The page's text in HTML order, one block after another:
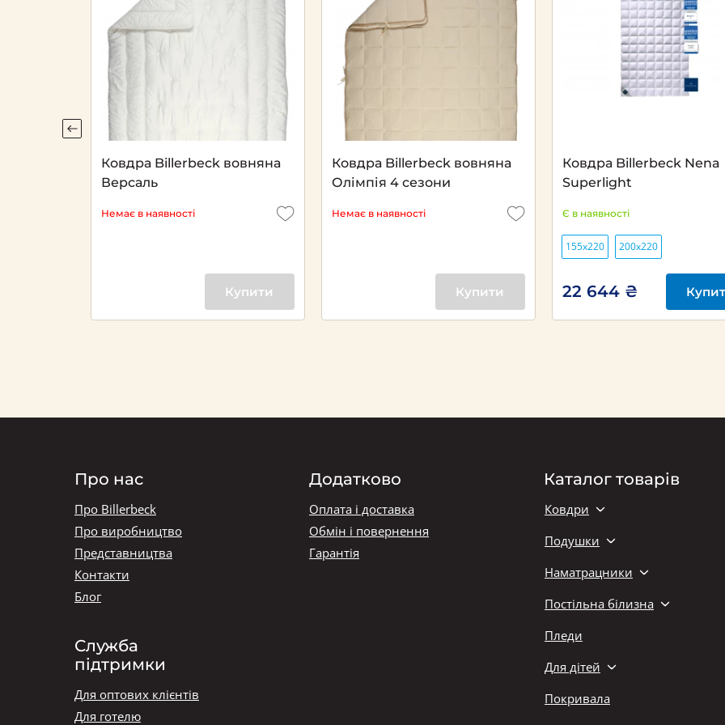
Ковдра Billerbeck вовняна
Версаль
Немає в наявності
Купити
Ковдра Billerbeck вовняна
Олімпія 4 сезони
Немає в наявності
Купити
Ковдра Billerbeck Nena
Superlight
Є в наявності
155x220 200х220
22 644 ₴
Каталог товарів
Ковдри
Подушки
Наматрацники
Постільна білизна
Пледи
Для дітей
Покривала
Про нас
Про Billerbeck
Про виробництво
Представництва
Контакти
Блог
Служба
підтримки
Для оптових клієнтів
Для готелю
Додатково
Оплата і доставка
Обмін і повернення
Гарантія